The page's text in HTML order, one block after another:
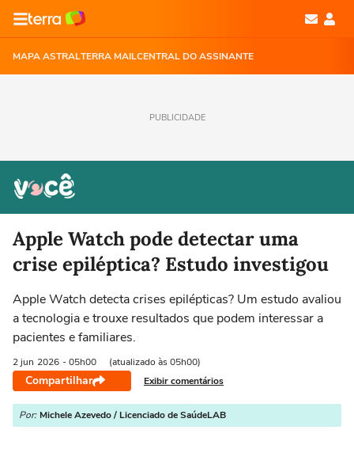
MAPA ASTRALTERRA MAILCENTRAL DO ASSINANTE
PUBLICIDADE
Apple Watch pode detectar uma
crise epiléptica? Estudo investigou
Apple Watch detecta crises epilépticas? Um estudo avaliou
a tecnologia e trouxe resultados que podem interessar a
pacientes e familiares.
2 jun 2026 - 05h00 (atualizado às 05h00)
Compartilhar Exibir comentários
Por: Michele Azevedo / Licenciado de SaúdeLAB